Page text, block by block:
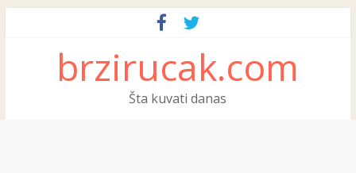
brzirucak.com
Šta kuvati danas